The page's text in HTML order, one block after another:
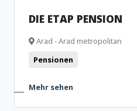
DIE ETAP PENSION
Arad - Arad metropolitan
Pensionen
Mehr sehen